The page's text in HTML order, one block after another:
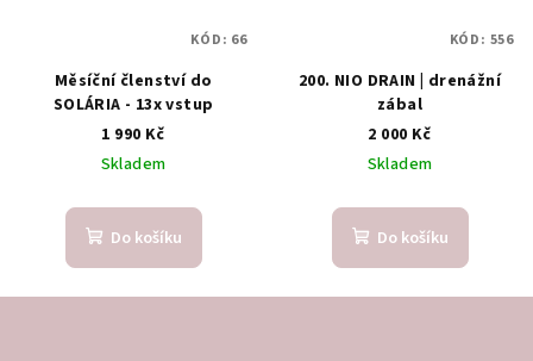
Měsíční členství do
SOLÁRIA - 13x vstup
1 990 Kč
Skladem
Do košíku
KÓD: 66
200. NIO DRAIN | drenážní
zábal
2 000 Kč
Skladem
Do košíku
KÓD: 556